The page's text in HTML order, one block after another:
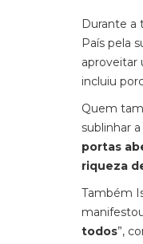
Durante a
País pela
aproveitar
incluiu
Quem
sublinhar
portas
riqueza
Também
todos”,